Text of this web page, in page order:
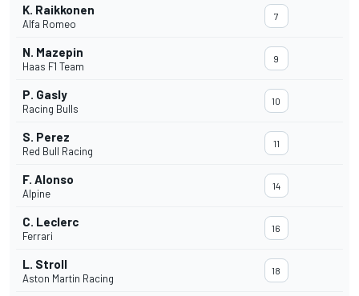
K. Raikkonen
Alfa Romeo
7
N. Mazepin
Haas F1 Team
9
P. Gasly
Racing Bulls
10
S. Perez
Red Bull Racing
11
F. Alonso
Alpine
14
C. Leclerc
Ferrari
16
L. Stroll
Aston Martin Racing
18